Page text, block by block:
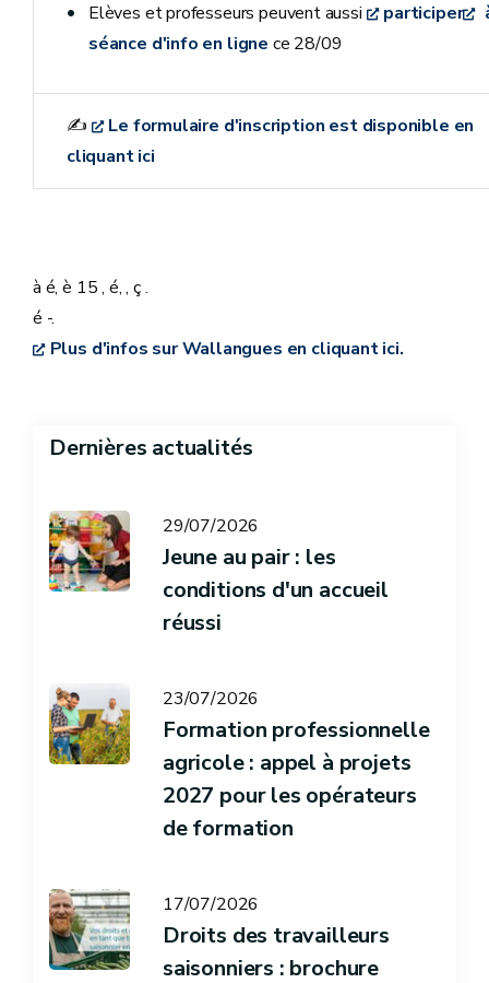
Elèves et professeurs peuvent aussi
participer
séance d'info en ligne ce 28/09
✍
Le formulaire d'inscription est disponible en
cliquant ici
à é, è 15 , é, , ç .
é -.
Plus d'infos sur Wallangues en cliquant ici.
Dernières actualités
29/07/2026
Jeune au pair : les
conditions d'un accueil
réussi
23/07/2026
Formation professionnelle
agricole : appel à projets
2027 pour les opérateurs
de formation
17/07/2026
Droits des travailleurs
saisonniers : brochure